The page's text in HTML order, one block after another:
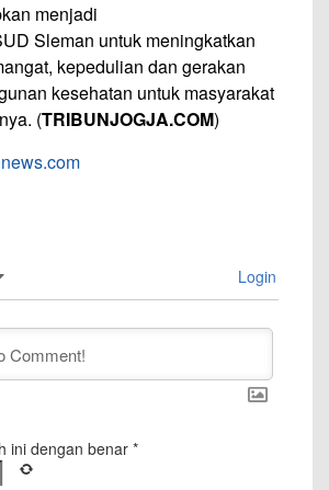
menjadi
Sleman untuk meningkatkan
kepedulian dan gerakan
kesehatan untuk masyarakat
(TRIBUNJOGJA.COM)
Login
ini dengan benar*